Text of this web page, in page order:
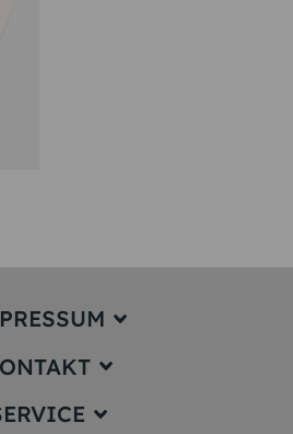
Impressum
paradies.de